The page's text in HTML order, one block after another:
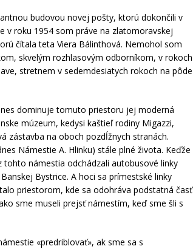
budovou novej pošty, ktorú dokončili v
v roku 1954 som práve na zlatomoravskej
čítala teta Viera Bálinthová. Nemohol som
skvelým rozhlasovým odborníkom, v rokoch
stretnem v sedemdesiatych rokoch na pôde
dominuje tomuto priestoru jej moderná
múzeum, kedysi kaštieľ rodiny Migazzi,
zástavba na oboch pozdĺžnych stranách.
Námestie A. Hlinku) stále plné života. Keďže
námestia odchádzali autobusové linky
Bystrice. A hoci sa prímestské linky
priestorom, kde sa odohráva podstatná časť
sme museli prejsť námestím, keď sme šli s
«predriblovať», ak sme sa s